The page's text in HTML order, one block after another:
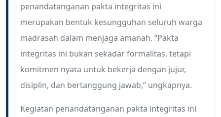
penandatanganan pakta integritas ini
merupakan bentuk kesungguhan seluruh warga
madrasah dalam menjaga amanah. “Pakta
integritas ini bukan sekadar formalitas, tetapi
komitmen nyata untuk bekerja dengan jujur,
disiplin, dan bertanggung jawab,” ungkapnya.
Kegiatan penandatanganan pakta integritas ini